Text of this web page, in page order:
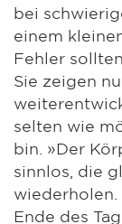
bei
einem
Fehler
Sie zeigen
selten wie
bin. »Der
sinnlos, die
wiederholen.
Ende des